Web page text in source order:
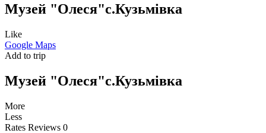
Музей "Олеся"с.Кузьмівка
Like
Google Maps
Add to trip
Музей "Олеся"с.Кузьмівка
More
Less
Rates Reviews 0